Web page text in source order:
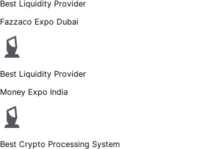
Best Liquidity Provider
Fazzaco Expo Dubai
Best Liquidity Provider
Money Expo India
Best Crypto Processing System